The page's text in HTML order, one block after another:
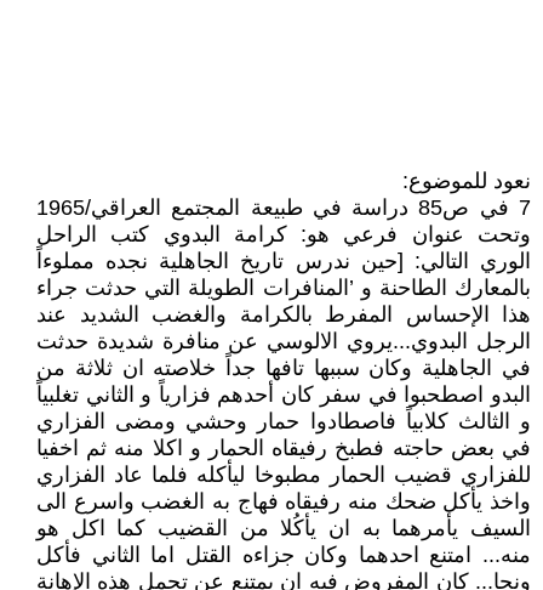
نعود للموضوع:
7 في ص85 دراسة في طبيعة المجتمع العراقي/1965
وتحت عنوان فرعي هو: كرامة البدوي كتب الراحل
الوري التالي: [حين ندرس تاريخ الجاهلية نجده مملوءاً
بالمعارك الطاحنة و ’المنافرات الطويلة التي حدثت جراء
هذا الإحساس المفرط بالكرامة والغضب الشديد عند
الرجل البدوي...يروي الالوسي عن منافرة شديدة حدثت
في الجاهلية وكان سببها تافها جداً خلاصته ان ثلاثة من
البدو اصطحبوا في سفر كان أحدهم فزارياً و الثاني تغلبياً
و الثالث كلابياً فاصطادوا حمار وحشي ومضى الفزاري
في بعض حاجته فطبخ رفيقاه الحمار و اكلا منه ثم اخفيا
للفزاري قضيب الحمار مطبوخا ليأكله فلما عاد الفزاري
واخذ يأكل ضحك منه رفيقاه فهاج به الغضب واسرع الى
السيف يأمرهما به ان يأكُلا من القضيب كما اكل هو
منه... امتنع احدهما وكان جزاءه القتل اما الثاني فأكل
ونجا... كان المفروض فيه ان يمتنع عن تحمل هذه الإهانة